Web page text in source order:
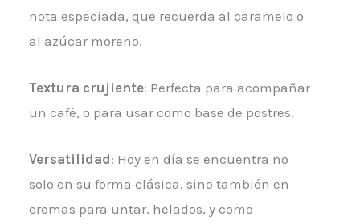
nota especiada, que recuerda al caramelo o
al azúcar moreno.
Textura crujiente: Perfecta para acompañar
un café, o para usar como base de postres.
Versatilidad: Hoy en día se encuentra no
solo en su forma clásica, sino también en
cremas para untar, helados, y como